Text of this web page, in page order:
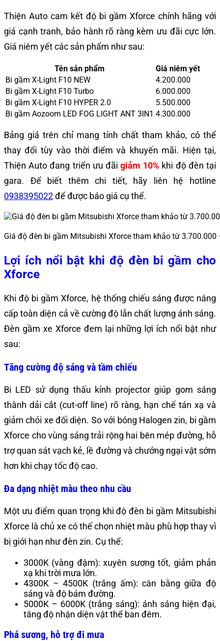
Thiện Auto cam kết độ bi gầm Xforce chính hãng với
giá cạnh tranh, bảo hành rõ ràng kèm ưu đãi cực lớn.
Giá niêm yết các sản phẩm như sau:
Tên sản phẩm
Giá niêm yết
Bi gầm X-Light F10 NEW
4.200.000
Bi gầm X-Light F10 Turbo
6.000.000
Bi gầm X-Light F10 HYPER 2.0
5.500.000
Bi gầm Aozoom LED FOG LIGHT ANT 3IN1 4.300.000
Bảng giá trên chỉ mang tính chất tham khảo, có thể
thay đổi tùy vào thời điểm và khuyến mãi. Hiện tại,
Thiện Auto đang triển ưu đãigiảm 10% khi độ đèn tại
gara. Để biết thêm chi tiết, hãy liên hệ hotline
0938395022để được báo giá cụ thể.
Giá độ đèn bi gầm Mitsubishi Xforce tham khảo từ
Lợi ích nổi bật khi độ đèn bi gầm cho
Xforce
Khi độ bi gầm Xforce, hệ thống chiếu sáng được nâng
cấp toàn diện cả về cường độ lẫn chất lượng ánh sáng.
Đèn gầm xe Xforce đem lại những lợi ích nổi bật như
sau:
Tăng cường độ sáng và tầm chiếu
Bi LED sử dụng thấu kính projector giúp gom sáng
thành dải cắt (cut-off line) rõ ràng, hạn chế tán xạ và
giảm chói xe đối diện. So với bóng Halogen zin, bi gầm
Xforce cho vùng sáng trải rộng hai bên mép đường, hỗ
trợ quan sát vạch kẻ, lề đường và chướng ngại vật sớm
hơn khi chạy tốc độ cao.
Đa dạng nhiệt màu theo nhu cầu
Một ưu điểm quan trọng khi độ đèn bi gầm Mitsubishi
Xforce là chủ xe có thể chọn nhiệt màu phù hợp thay vì
bị giới hạn như đèn zin. Cụ thể:
3000K (vàng đậm): xuyên sương tốt, giảm phản
xạ khi trời mưa lớn.
4300K – 4500K (trắng ấm): cân bằng giữa độ
sáng và độ bám đường.
5000K – 6000K (trắng sáng): ánh sáng hiện đại,
tăng độ nhận diện vật thể ban đêm.
Phá sương, hỗ trợ đi mưa